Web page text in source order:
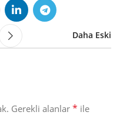
Daha Eski
Gerekli alanlar * ile